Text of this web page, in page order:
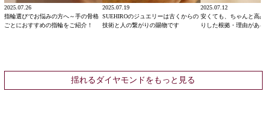
2025.07.26
指輪選びでお悩みの方へ～手の骨格
ごとにおすすめの指輪をご紹介！
2025.07.19
SUEHIROのジュエリーは古くからの
技術と人の繋がりの賜物です
2025.07.12
安くても、ちゃんと高
りした根拠・理由があ
揺れるダイヤモンドをもっと見る